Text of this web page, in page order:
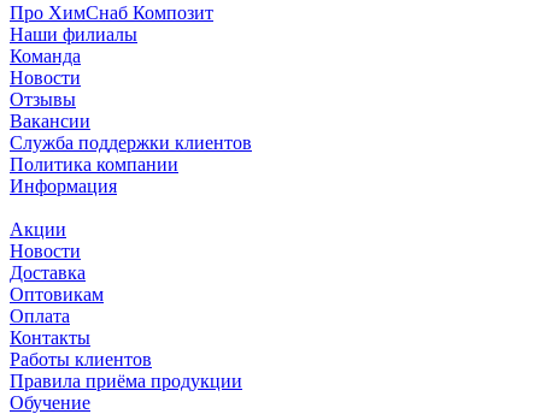
Про ХимСнаб Композит
Наши филиалы
Команда
Новости
Отзывы
Вакансии
Служба поддержки клиентов
Политика компании
Информация
Акции
Новости
Доставка
Оптовикам
Оплата
Контакты
Работы клиентов
Правила приёма продукции
Обучение